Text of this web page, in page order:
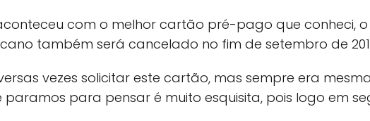
com o melhor cartão pré-pago que conheci,
também será cancelado no fim de setembro de
vezes solicitar este cartão, mas sempre era
paramos para pensar é muito esquisita, pois logo em